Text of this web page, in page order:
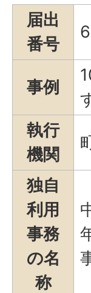
届出
番号
6
事例
執行
機関
独自
利用
事務
の名
称